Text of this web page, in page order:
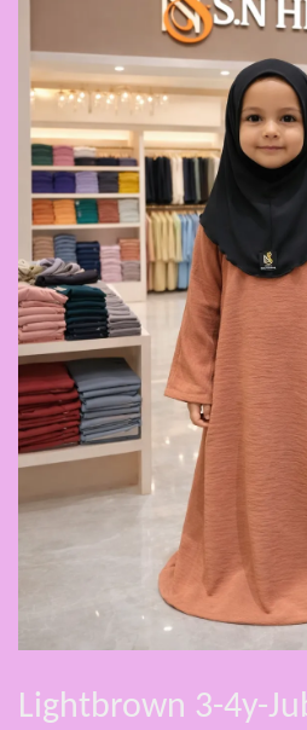
Lightbrown 3-4y-